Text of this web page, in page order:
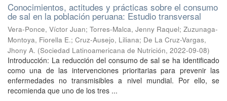
Conocimientos, actitudes y prácticas sobre el consumo
de sal en la población peruana: Estudio transversal
Vera-Ponce, Víctor Juan; Torres-Malca, Jenny Raquel; Zuzunaga-
Montoya, Fiorella E.; Cruz-Ausejo, Liliana; De La Cruz-Vargas,
Jhony A. (Sociedad Latinoamericana de Nutrición, 2022-09-08)
Introducción: La reducción del consumo de sal se ha identificado
como una de las intervenciones prioritarias para prevenir las
enfermedades no transmisibles a nivel mundial. Por ello, se
recomienda que uno de los tres ...